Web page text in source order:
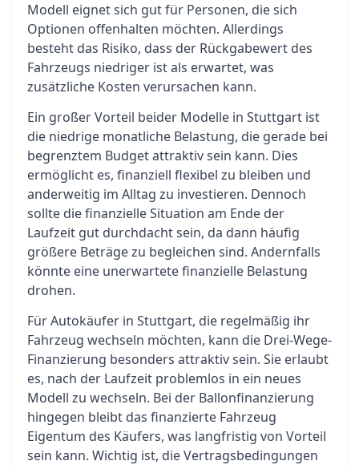
Modell eignet sich gut für Personen, die sich
Optionen offenhalten möchten. Allerdings
besteht das Risiko, dass der Rückgabewert des
Fahrzeugs niedriger ist als erwartet, was
zusätzliche Kosten verursachen kann.
Ein großer Vorteil beider Modelle in Stuttgart ist
die niedrige monatliche Belastung, die gerade bei
begrenztem Budget attraktiv sein kann. Dies
ermöglicht es, finanziell flexibel zu bleiben und
anderweitig im Alltag zu investieren. Dennoch
sollte die finanzielle Situation am Ende der
Laufzeit gut durchdacht sein, da dann häufig
größere Beträge zu begleichen sind. Andernfalls
könnte eine unerwartete finanzielle Belastung
drohen.
Für Autokäufer in Stuttgart, die regelmäßig ihr
Fahrzeug wechseln möchten, kann die Drei-Wege-
Finanzierung besonders attraktiv sein. Sie erlaubt
es, nach der Laufzeit problemlos in ein neues
Modell zu wechseln. Bei der Ballonfinanzierung
hingegen bleibt das finanzierte Fahrzeug
Eigentum des Käufers, was langfristig von Vorteil
sein kann. Wichtig ist, die Vertragsbedingungen